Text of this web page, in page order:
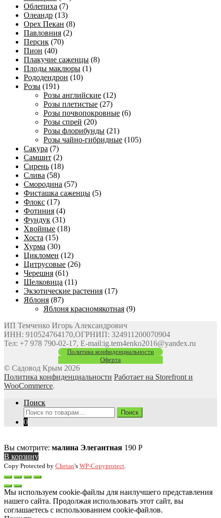
Облепиха (7)
Олеандр (13)
Орех Пекан (8)
Павловния (2)
Персик (70)
Пион (40)
Плакучие саженцы (8)
Плоды маклюры (1)
Рододендрон (10)
Розы (191)
Розы английские (12)
Розы плетистые (27)
Розы почвопокровные (6)
Розы спрей (20)
Розы флорибунды (21)
Розы чайно-гибридные (105)
Сакура (7)
Самшит (2)
Сирень (18)
Слива (58)
Смородина (57)
Фисташка саженцы (5)
Флокс (17)
Фотиния (4)
Фундук (31)
Хвойные (18)
Хоста (15)
Хурма (30)
Цикломен (12)
Цитрусовые (26)
Черешня (61)
Шелковица (11)
Экзотические растения (17)
Яблоня (87)
Яблоня красномякотная (9)
ИП Темченко Игорь Александрович
ИНН: 910524764170,ОГРНИП: 324911200070904
Тел: +7 978 790-02-17, E-mail:ig.tem4enko2016@yandex.ru
Политика конфиденциальности
Оферта
© Садовод Крым 2026
Политика конфиденциальности Работает на Storefront и
WooCommerce.
Поиск
Искать:
Поиск
0
Вы смотрите: малина Элегантная 190 Р
В корзину
Copy Protected by Chetan's WP-Copyprotect
Мы используем cookie-файлы для наилучшего представления
нашего сайта. Продолжая использовать этот сайт, вы
соглашаетесь с использованием cookie-файлов.